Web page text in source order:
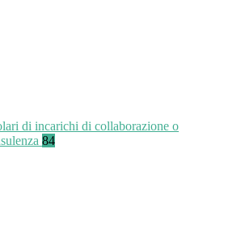
di incarichi di collaborazione o
84